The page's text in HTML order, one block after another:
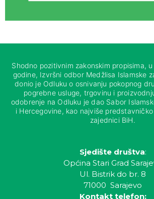
Shodno pozitivnim zakonskim propisima,
godine, Izvršni odbor Medžlisa Islamske
donio je Odluku o osnivanju pokopnog
pogrebne usluge, trgovinu i
odobrenje na Odluku je dao Sabor
i Hercegovine, kao najviše
zajednici BiH.
Sjedište društva:
Općina Stari Grad
Ul. Bistrik do br. 8
71000 Sarajevo
Kontakt telefon: